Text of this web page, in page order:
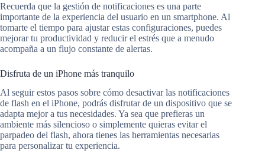
Recuerda que la gestión de notificaciones es una parte
importante de la experiencia del usuario en un smartphone. Al
tomarte el tiempo para ajustar estas configuraciones, puedes
mejorar tu productividad y reducir el estrés que a menudo
acompaña a un flujo constante de alertas.
Disfruta de un iPhone más tranquilo
Al seguir estos pasos sobre cómo desactivar las notificaciones
de flash en el iPhone, podrás disfrutar de un dispositivo que se
adapta mejor a tus necesidades. Ya sea que prefieras un
ambiente más silencioso o simplemente quieras evitar el
parpadeo del flash, ahora tienes las herramientas necesarias
para personalizar tu experiencia.